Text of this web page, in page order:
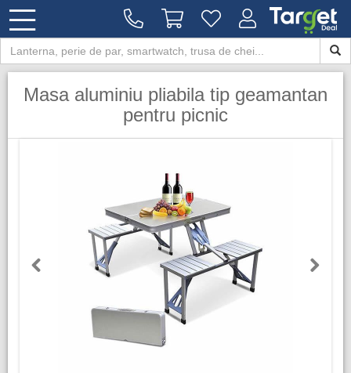
Masa aluminiu pliabila tip geamantan
pentru picnic